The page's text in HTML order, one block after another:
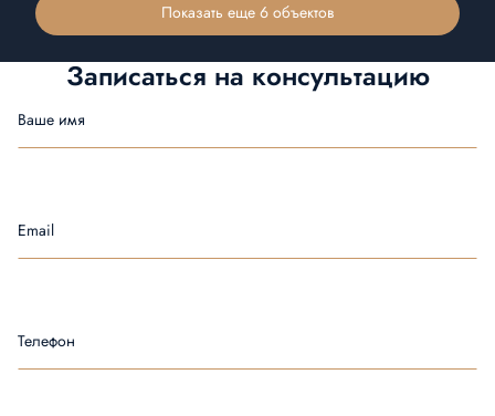
Показать еще 6 объектов
Записаться на консультацию
Ваше имя
Email
Телефон